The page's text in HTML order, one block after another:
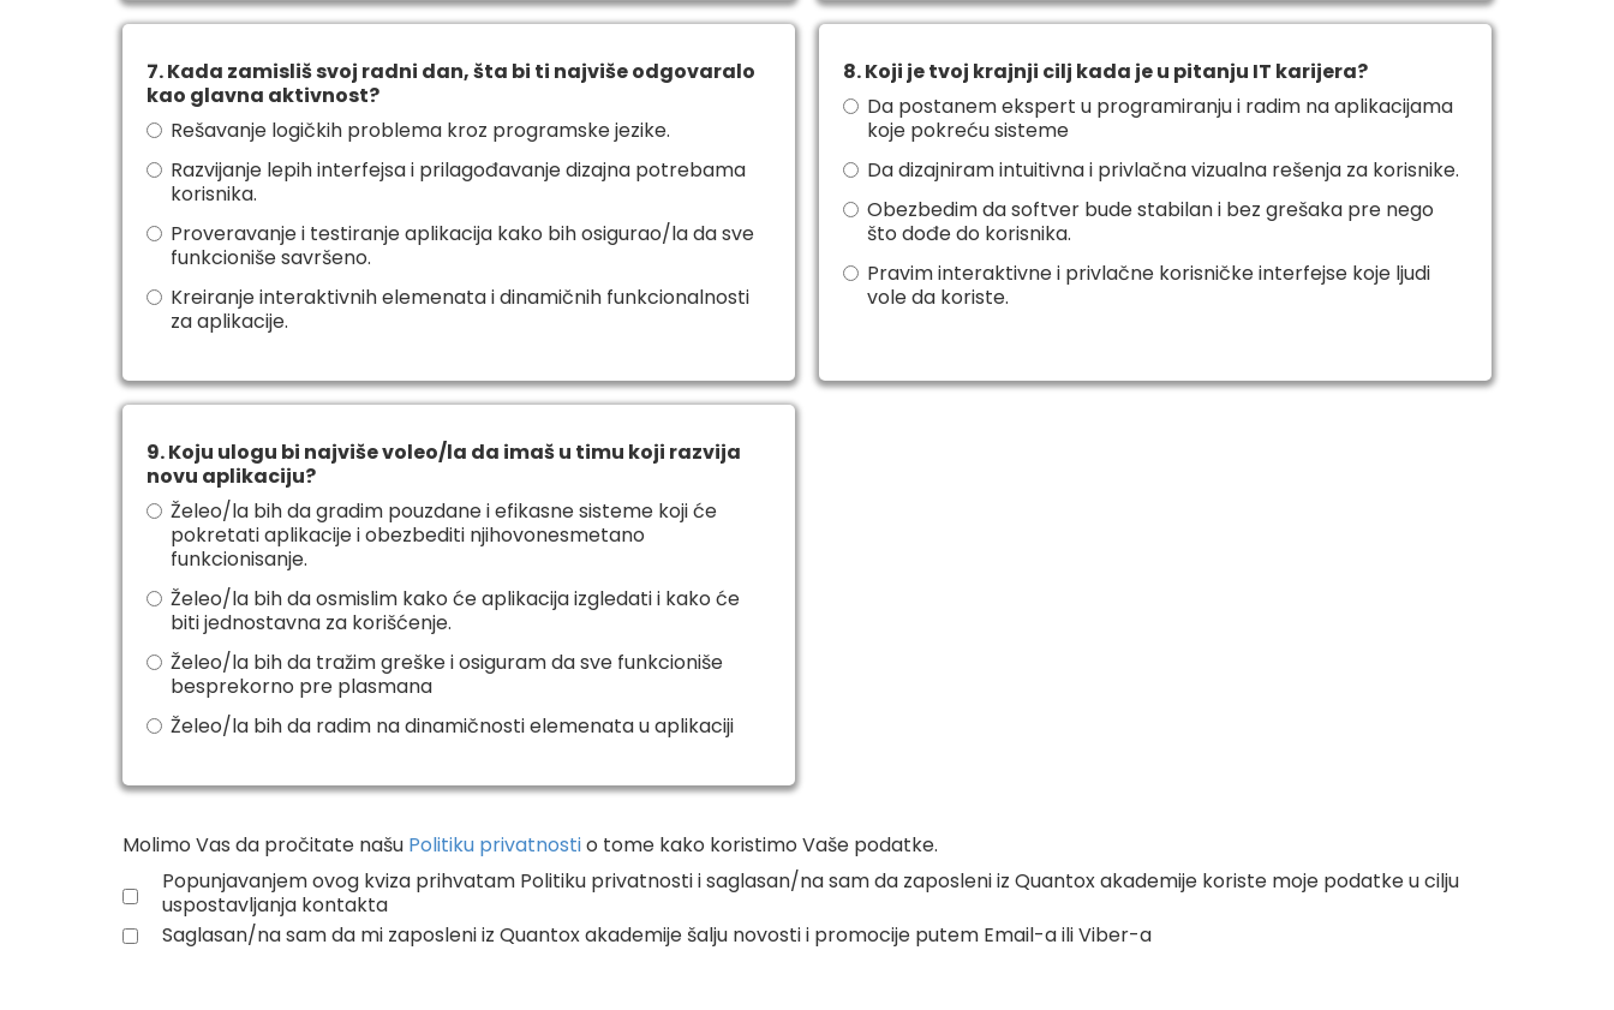
7. Kada zamisliš svoj radni dan, šta bi ti najviše odgovaralo
kao glavna aktivnost?
Rešavanje logičkih problema kroz programske jezike.
Razvijanje lepih interfejsa i prilagođavanje dizajna potrebama
korisnika.
Proveravanje i testiranje aplikacija kako bih osigurao/la da sve
funkcioniše savršeno.
Kreiranje interaktivnih elemenata i dinamičnih funkcionalnosti
za aplikacije.
8. Koji je tvoj krajnji cilj kada je u pitanju IT karijera?
Da postanem ekspert u programiranju i radim na aplikacijama
koje pokreću sisteme
Da dizajniram intuitivna i privlačna vizualna rešenja za korisnike.
Obezbedim da softver bude stabilan i bez grešaka pre nego
što dođe do korisnika.
Pravim interaktivne i privlačne korisničke interfejse koje ljudi
vole da koriste.
9. Koju ulogu bi najviše voleo/la da imaš u timu koji razvija
novu aplikaciju?
Želeo/la bih da gradim pouzdane i efikasne sisteme koji će
pokretati aplikacije i obezbediti njihovonesmetano
funkcionisanje.
Želeo/la bih da osmislim kako će aplikacija izgledati i kako će
biti jednostavna za korišćenje.
Želeo/la bih da tražim greške i osiguram da sve funkcioniše
besprekorno pre plasmana
Želeo/la bih da radim na dinamičnosti elemenata u aplikaciji
Molimo Vas da pročitate našu Politiku privatnostio tome kako koristimo Vaše podatke.
Popunjavanjem ovog kviza prihvatam Politiku privatnosti i saglasan/na sam da zaposleni iz Quantox akademije koriste moje podatke u cilju
uspostavljanja kontakta
Saglasan/na sam da mi zaposleni iz Quantox akademije šalju novosti i promocije putem Email-a ili Viber-a